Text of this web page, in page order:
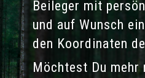
Beileger mit
und auf Wunsch
den Koordinaten
Möchtest Du